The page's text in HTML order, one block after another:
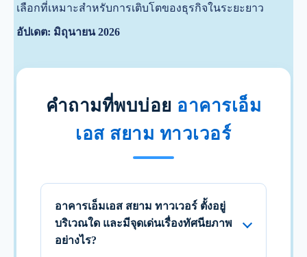
เลือกที่เหมาะสำหรับการเติบโตของธุรกิจในระยะยาว
อัปเดต: มิถุนายน 2026
คำถามที่พบบ่อย อาคารเอ็ม
เอส สยาม ทาวเวอร์
อาคารเอ็มเอส สยาม ทาวเวอร์ ตั้งอยู่
บริเวณใด และมีจุดเด่นเรื่องทัศนียภาพ
อย่างไร?